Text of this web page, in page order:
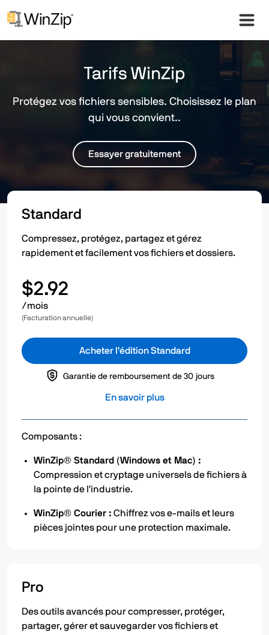
Tarifs WinZip
Protégez vos fichiers sensibles. Choisissez le plan
qui vous convient..
Essayer gratuitement
Standard
Compressez, protégez, partagez et gérez
rapidement et facilement vos fichiers et dossiers.
$2.92
/mois
(Facturation annuelle)
Acheter l'édition Standard
Garantie de remboursement de 30 jours
En savoir plus
Composants :
WinZip® Standard (Windows et Mac) :
Compression et cryptage universels de fichiers à
la pointe de l'industrie.
WinZip® Courier : Chiffrez vos e-mails et leurs
pièces jointes pour une protection maximale.
Pro
Des outils avancés pour compresser, protéger,
partager, gérer et sauvegarder vos fichiers et